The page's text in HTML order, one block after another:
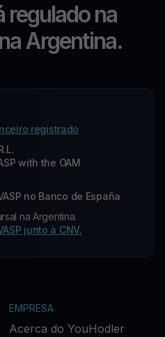
regulado na
Argentina.
registrado
with the OAM
no Banco de España
na Argentina.
junto à CNV.
EMPRESA
Acerca do YouHodler